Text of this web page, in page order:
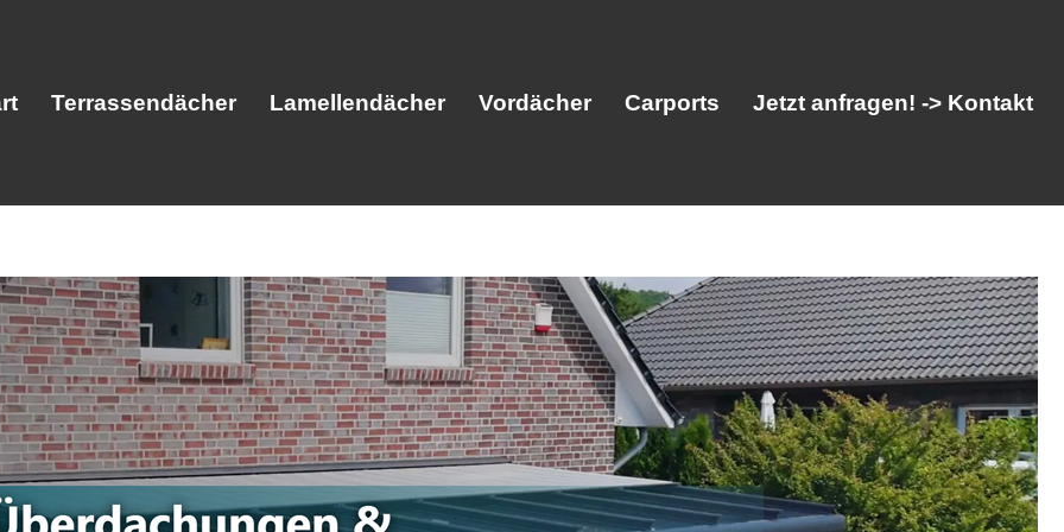
Terrassendächer Lamellendächer Vordächer Carports Jetzt anfragen! -> Kontakt